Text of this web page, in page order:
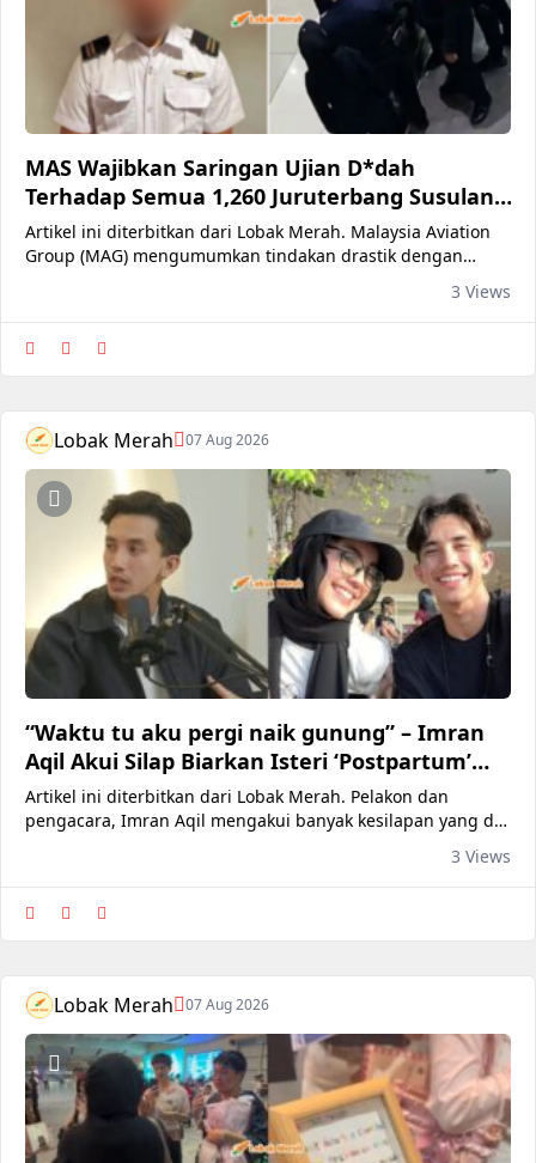
MAS Wajibkan Saringan Ujian D*dah
Terhadap Semua 1,260 Juruterbang Susulan
Kes Di Jakarta
Artikel ini diterbitkan dari Lobak Merah. Malaysia Aviation
Group (MAG) mengumumkan tindakan drastik dengan
mewajibkan ujian saringan dadah secara berperingkat
kepada semua juruterbangnya berkuat kuasa serta-merta.
Langkah berkenaan diambil susulan insiden penahanan
seorang juruterbang Malaysia
3 Views
Lobak Merah 07 Aug 2026
“Waktu tu aku pergi naik gunung” – Imran
Aqil Akui Silap Biarkan Isteri ‘Postpartum’
Berseorangan Lepas Lahirkan Anak
Artikel ini diterbitkan dari Lobak Merah. Pelakon dan
pengacara, Imran Aqil mengakui banyak kesilapan yang dia
Jelasnya menerusi satu sesi audio siar, pada mulanya dia
sukar meninggalkan gaya hidup waktu bujang dan sibuk
menceburi pelbagai aktiviti sehingga kerap berjauhan
dengan isterinya, Dah
3 Views
Lobak Merah 07 Aug 2026